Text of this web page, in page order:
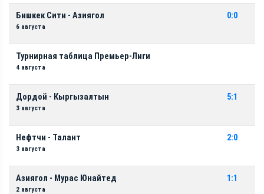
Бишкек Сити - Азиягол
6 августа
0:0
Турнирная таблица Премьер-Лиги
4 августа
Дордой - Кыргызалтын
3 августа
5:1
Нефтчи - Талант
3 августа
2:0
Азиягол - Мурас Юнайтед
2 августа
1:1